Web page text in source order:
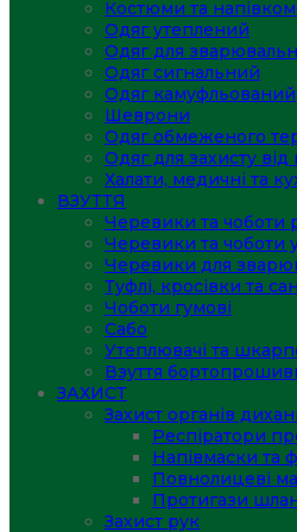
Костюми та
Одяг утеплений
Одяг для
Одяг сигнальний
Одяг камуфльований
Шеврони
Одяг обмеженого
Одяг для захисту від
Халати, медичні та
ВЗУТТЯ
Черевики та чоботи
Черевики та чоботи
Черевики для
Туфлі, кросівки та
Чоботи гумові
Сабо
Утеплювачі та
Взуття
ЗАХИСТ
Захист органів
Респіратори
Напівмаски та
Повнолицеві
Протигази
Захист рук